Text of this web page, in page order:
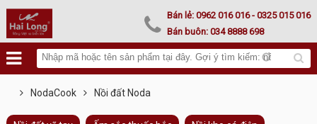
Lư hoá vàng Bán lẻ:0962 016 016 - 0325 015 016
Bán buôn:034 8888 698
NodaCook Nồi đất Noda